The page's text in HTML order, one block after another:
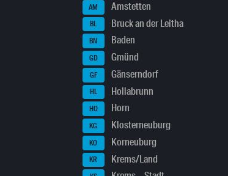
AM Amstetten
BL Bruck an der Leitha
BN Baden
GD Gmünd
GF Gänserndorf
HL Hollabrunn
HO Horn
KG Klosterneuburg
KO Korneuburg
KR Krems/Land